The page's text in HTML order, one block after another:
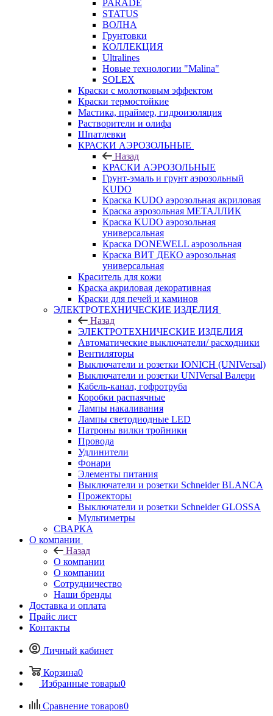
PARADE
STATUS
ВОЛНА
Грунтовки
КОЛЛЕКЦИЯ
Ultralines
Новые технологии "Malina"
SOLEX
Краски с молотковым эффектом
Краски термостойкие
Мастика, праймер, гидроизоляция
Растворители и олифа
Шпатлевки
КРАСКИ АЭРОЗОЛЬНЫЕ
Назад
КРАСКИ АЭРОЗОЛЬНЫЕ
Грунт-эмаль и грунт аэрозольный
KUDO
Краска KUDO аэрозольная акриловая
Краска аэрозольная МЕТАЛЛИК
Краска KUDO аэрозольная
универсальная
Краска DONEWELL аэрозольная
Краска ВИТ ДЕКО аэрозольная
универсальная
Краситель для кожи
Краска акриловая декоративная
Краски для печей и каминов
ЭЛЕКТРОТЕХНИЧЕСКИЕ ИЗДЕЛИЯ
Назад
ЭЛЕКТРОТЕХНИЧЕСКИЕ ИЗДЕЛИЯ
Автоматические выключатели/ расходники
Вентиляторы
Выключатели и розетки IONICH (UNIVersal)
Выключатели и розетки UNIVersal Валери
Кабель-канал, гофротруба
Коробки распаячные
Лампы накаливания
Лампы светодиодные LED
Патроны вилки тройники
Провода
Удлинители
Фонари
Элементы питания
Выключатели и розетки Schneider BLANCA
Прожекторы
Выключатели и розетки Schneider GLOSSA
Мультиметры
СВАРКА
О компании
Назад
О компании
О компании
Сотрудничество
Наши бренды
Доставка и оплата
Прайс лист
Контакты
Личный кабинет
Корзина0
Избранные товары0
Сравнение товаров0